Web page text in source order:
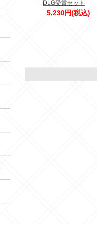
DLG受賞セット
5,230円(税込)